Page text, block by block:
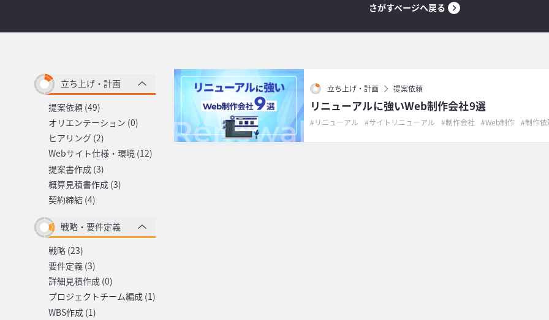
さがすページへ戻る
立ち上げ・計画 提案依頼
リニューアルに強いWeb制作会社9選
リニューアル サイトリニューアル 制作会社 Web制作 制作依
立ち上げ・計画
提案依頼 (49)
オリエンテーション (0)
ヒアリング (2)
Webサイト仕様・環境 (12)
提案書作成 (3)
概算見積書作成 (3)
契約締結 (4)
戦略・要件定義
戦略 (23)
要件定義 (3)
詳細見積作成 (0)
プロジェクトチーム編成 (1)
WBS作成 (1)